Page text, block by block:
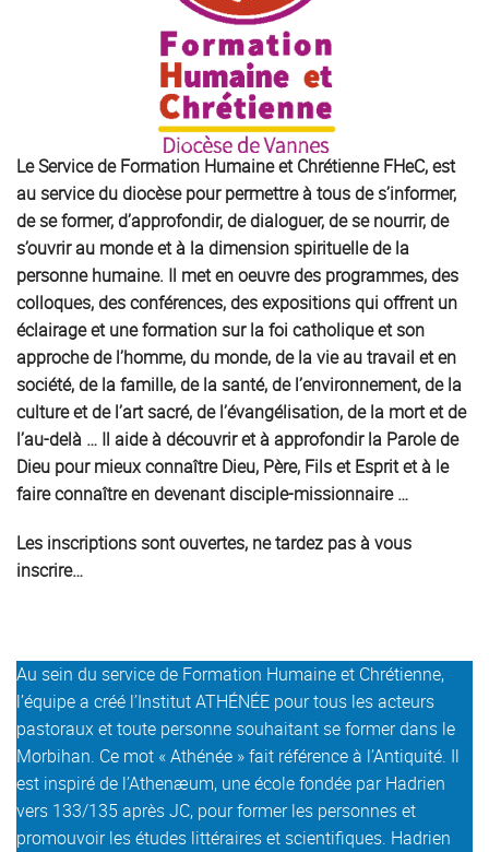
Le Service de Formation Humaine et Chrétienne FHeC, est
au service du diocèse pour permettre à tous de s’informer,
de se former, d’approfondir, de dialoguer, de se nourrir, de
s’ouvrir au monde et à la dimension spirituelle de la
personne humaine. Il met en oeuvre des programmes, des
colloques, des conférences, des expositions qui offrent un
éclairage et une formation sur la foi catholique et son
approche de l’homme, du monde, de la vie au travail et en
société, de la famille, de la santé, de l’environnement, de la
culture et de l’art sacré, de l’évangélisation, de la mort et de
l’au-delà … Il aide à découvrir et à approfondir la Parole de
Dieu pour mieux connaître Dieu, Père, Fils et Esprit et à le
faire connaître en devenant disciple-missionnaire …
Les inscriptions sont ouvertes, ne tardez pas à vous
inscrire…
Au sein du service de Formation Humaine et Chrétienne,
l’équipe a créé l’Institut ATHÉNÉE pour tous les acteurs
pastoraux et toute personne souhaitant se former dans le
Morbihan. Ce mot « Athénée » fait référence à l’Antiquité. Il
est inspiré de l’Athenæum, une école fondée par Hadrien
vers 133/135 après JC, pour former les personnes et
promouvoir les études littéraires et scientifiques. Hadrien